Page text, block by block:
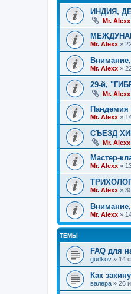
ИНДИЯ,
Mr. Alexx
Mr. Alexx »
Mr. Alexx »
29-й,
Mr. Alexx
Пандемия
Mr. Alexx »
СЪЕЗД
Mr. Alexx
Мастер-
Mr. Alexx »
Mr. Alexx »
Mr. Alexx »
ТЕМЫ
FAQ для
gudkov » 14
Как
валера » 26